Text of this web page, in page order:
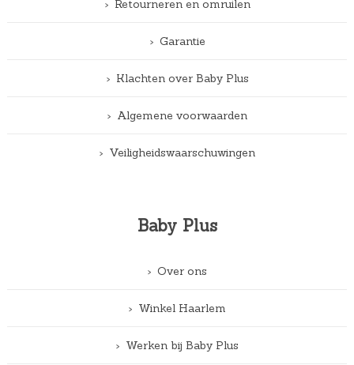
Retourneren en omruilen
Garantie
Klachten over Baby Plus
Algemene voorwaarden
Veiligheidswaarschuwingen
Baby Plus
Over ons
Winkel Haarlem
Werken bij Baby Plus